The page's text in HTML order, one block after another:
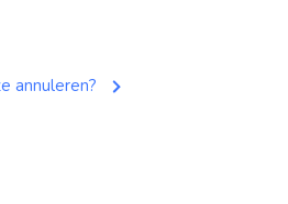
annuleren?